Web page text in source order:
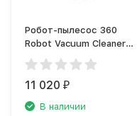
Робот-пылесос 360
Robot Vacuum Cleaner
C50-1
11 020₽
В наличии